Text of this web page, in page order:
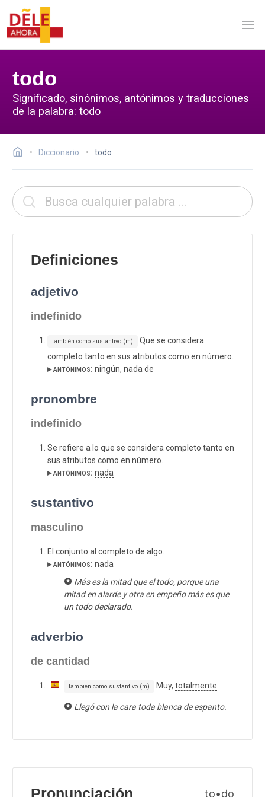
todo
Significado, sinónimos, antónimos y traducciones
de la palabra: todo
Diccionario todo
Definiciones
adjetivo
indefinido
también como sustantivo (m)
Que se considera
completo tanto en sus atributos como en número.
▸ antónimos: ningún, nada de
pronombre
indefinido
Se refiere a lo que se considera completo tanto en
sus atributos como en número.
▸ antónimos: nada
sustantivo
masculino
El conjunto al completo de algo.
▸ antónimos: nada
Más es la mitad que el todo, porque una
mitad en alarde y otra en empeño más es que
un todo declarado.
adverbio
de cantidad
también como sustantivo (m) Muy, totalmente
Llegó con la cara toda blanca de espanto.
Pronunciación to•do